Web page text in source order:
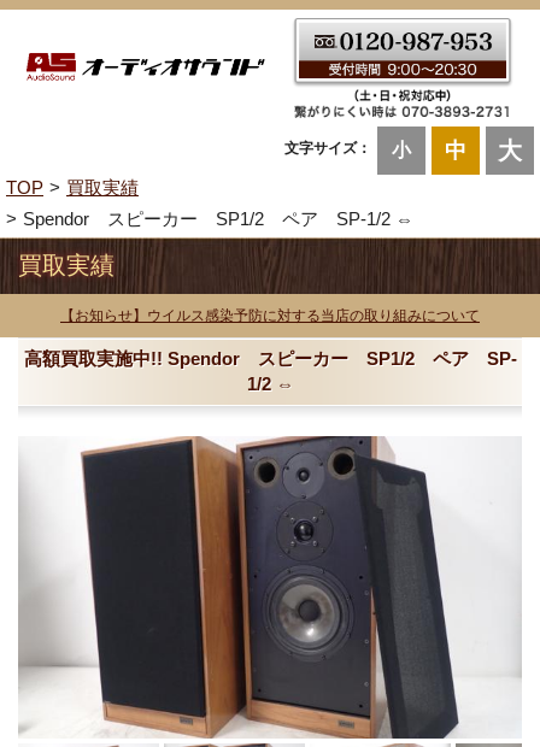
文字サイズ： 小 中 大
TOP
買取実績
Spendor スピーカー SP1/2 ペア SP-1/2 ⇔
買取実績
【お知らせ】ウイルス感染予防に対する当店の取り組みについて
高額買取実施中!! Spendor スピーカー SP1/2 ペア SP-
1/2 ⇔